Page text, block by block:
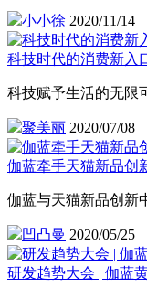
小小徐 2020/11/14
科技时代的消费新入
科技赋予生活的无限
聚美丽 2020/07/08
伽蓝牵手天猫新品创
伽蓝与天猫新品创新
凹凸曼 2020/05/25
研发趋势大会 | 伽蓝